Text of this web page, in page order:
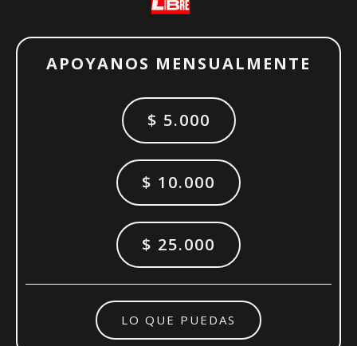
APOYANOS MENSUALMENTE
$ 5.000
$ 10.000
$ 25.000
LO QUE PUEDAS